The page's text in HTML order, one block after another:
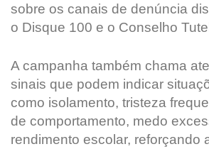
sobre os canais de denúncia
o Disque 100 e o Conselho
A campanha também chama
sinais que podem indicar
como isolamento, tristeza
de comportamento, medo
rendimento escolar, reforçando